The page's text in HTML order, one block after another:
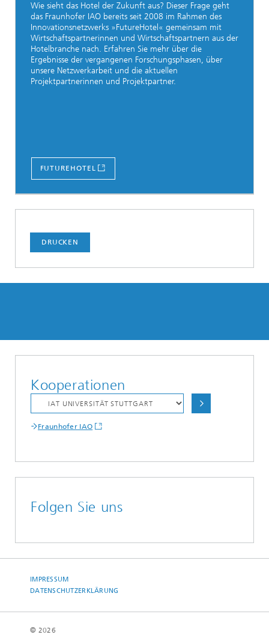
Wie sieht das Hotel der Zukunft aus? Dieser Frage geht
das Fraunhofer IAO bereits seit 2008 im Rahmen des
Innovationsnetzwerks »FutureHotel« gemeinsam mit
Wirtschaftspartnerinnen und Wirtschaftspartnern aus der
Hotelbranche nach. Erfahren Sie mehr über die
Ergebnisse der vergangenen Forschungsphasen, über
unsere Netzwerkarbeit und die aktuellen
Projektpartnerinnen und Projektpartner.
FUTUREHOTEL
DRUCKEN
Kooperationen
Fraunhofer IAO
Folgen Sie uns
IMPRESSUM
DATENSCHUTZERKLÄRUNG
© 2026